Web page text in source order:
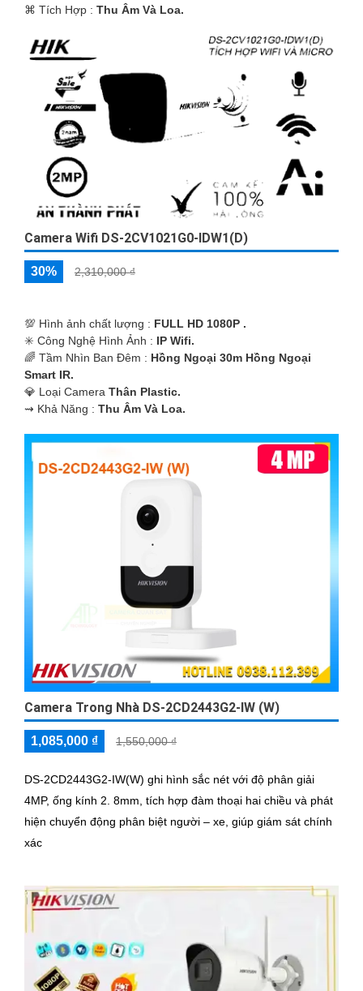
️⌘ Tích Hợp : Thu Âm Và Loa.
Camera Wifi DS-2CV1021G0-IDW1(D)
30% 2,310,000 ₫
💯 Hình ảnh chất lượng : FULL HD 1080P .
✳️ Công Nghệ Hình Ảnh : IP Wifi.
🌈 Tầm Nhìn Ban Đêm : Hồng Ngoại 30m Hồng Ngoại
Smart IR.
💎 Loại Camera Thân Plastic.
️⇝ Khả Năng : Thu Âm Và Loa.
Camera Trong Nhà DS-2CD2443G2-IW (W)
1,085,000 ₫ 1,550,000 ₫
DS-2CD2443G2-IW(W) ghi hình sắc nét với độ phân giải
4MP, ống kính 2. 8mm, tích hợp đàm thoại hai chiều và phát
hiện chuyển động phân biệt người – xe, giúp giám sát chính
xác